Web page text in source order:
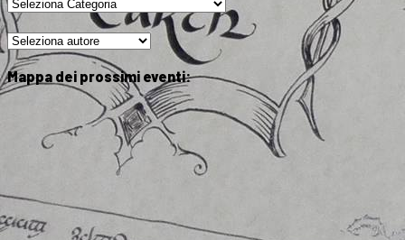
Mappa dei prossimi eventi: